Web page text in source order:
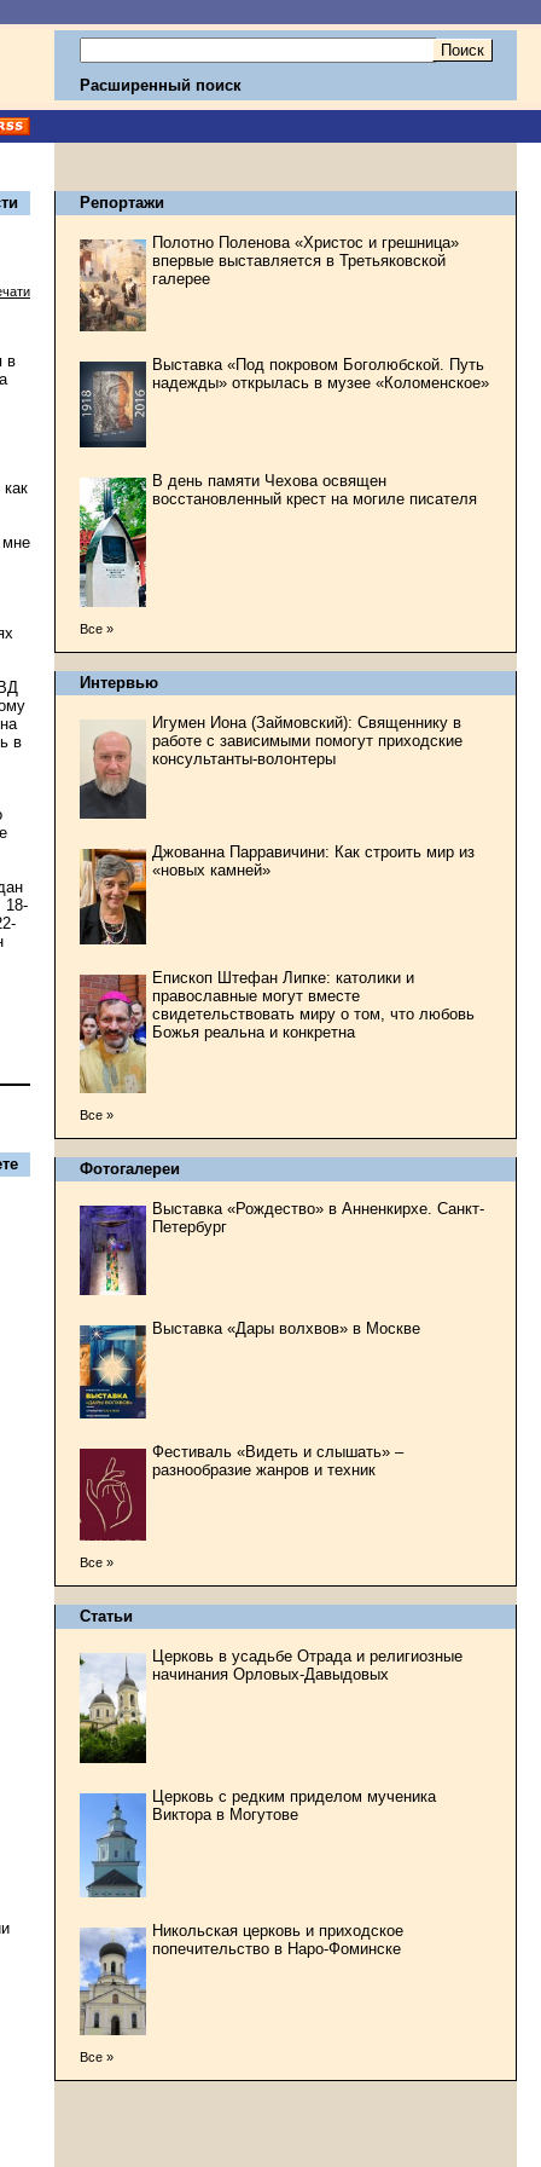
Расширенный поиск
в
мне
в
18-
Репортажи
Полотно Поленова «Христос и грешница»
впервые выставляется в Третьяковской
галерее
Выставка «Под покровом Боголюбской. Путь
надежды» открылась в музее «Коломенское»
В день памяти Чехова освящен
восстановленный крест на могиле писателя
Все »
Интервью
Игумен Иона (Займовский): Священнику в
работе с зависимыми помогут приходские
консультанты-волонтеры
Джованна Парравичини: Как строить мир из
«новых камней»
Епископ Штефан Липке: католики и
православные могут вместе
свидетельствовать миру о том, что любовь
Божья реальна и конкретна
Все »
Фотогалереи
Выставка «Рождество» в Анненкирхе. Санкт-
Петербург
Выставка «Дары волхвов» в Москве
Фестиваль «Видеть и слышать» –
разнообразие жанров и техник
Все »
Статьи
Церковь в усадьбе Отрада и религиозные
начинания Орловых-Давыдовых
Церковь с редким приделом мученика
Виктора в Могутове
Никольская церковь и приходское
попечительство в Наро-Фоминске
Все »